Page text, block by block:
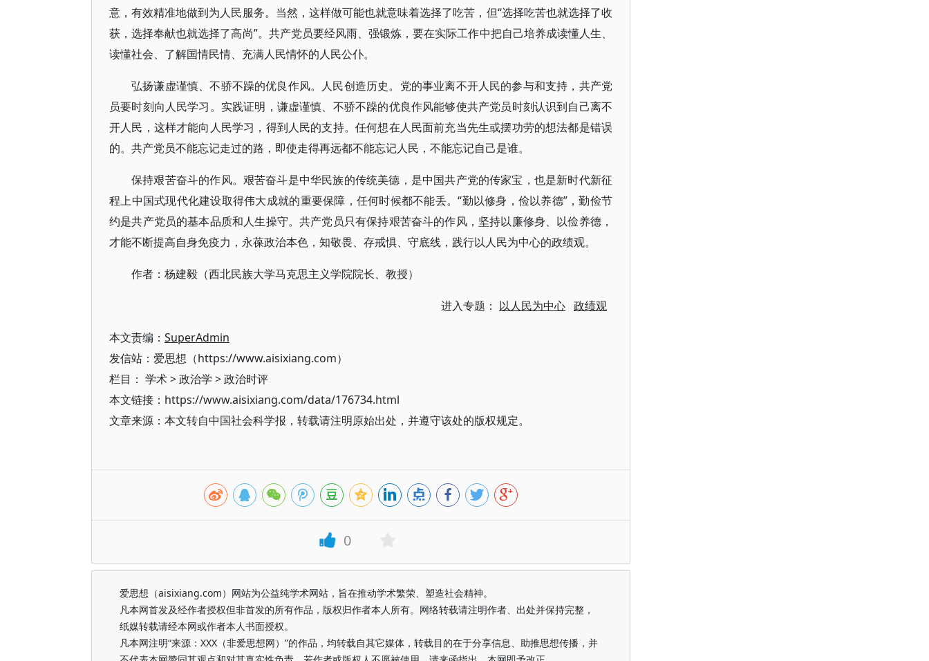
意，有效精准地做到为人民服务。当然，这样做可能也就意味着选择了吃苦，但“选择吃苦也就选择了收
获，选择奉献也就选择了高尚”。共产党员要经风雨、强锻炼，要在实际工作中把自己培养成读懂人生、
读懂社会、了解国情民情、充满人民情怀的人民公仆。
弘扬谦虚谨慎、不骄不躁的优良作风。人民创造历史。党的事业离不开人民的参与和支持，共产党
员要时刻向人民学习。实践证明，谦虚谨慎、不骄不躁的优良作风能够使共产党员时刻认识到自己离不
开人民，这样才能向人民学习，得到人民的支持。任何想在人民面前充当先生或摆功劳的想法都是错误
的。共产党员不能忘记走过的路，即使走得再远都不能忘记人民，不能忘记自己是谁。
保持艰苦奋斗的作风。艰苦奋斗是中华民族的传统美德，是中国共产党的传家宝，也是新时代新征
程上中国式现代化建设取得伟大成就的重要保障，任何时候都不能丢。“勤以修身，俭以养德”，勤俭节
约是共产党员的基本品质和人生操守。共产党员只有保持艰苦奋斗的作风，坚持以廉修身、以俭养德，
才能不断提高自身免疫力，永葆政治本色，知敬畏、存戒惧、守底线，践行以人民为中心的政绩观。
作者：杨建毅（西北民族大学马克思主义学院院长、教授）
进入专题： 以人民为中心 政绩观
本文责编： SuperAdmin
发信站：爱思想（https://www.aisixiang.com）
栏目： 学术>政治学 >政治时评
本文链接：https://www.aisixiang.com/data/176734.html
文章来源：本文转自中国社会科学报，转载请注明原始出处，并遵守该处的版权规定。
0
爱思想（aisixiang.com）网站为公益纯学术网站，旨在推动学术繁荣、塑造社会精神。
凡本网首发及经作者授权但非首发的所有作品，版权归作者本人所有。网络转载请注明作者、出处并保持完整，
纸媒转载请经本网或作者本人书面授权。
凡本网注明“来源：XXX（非爱思想网）”的作品，均转载自其它媒体，转载目的在于分享信息、助推思想传播，并